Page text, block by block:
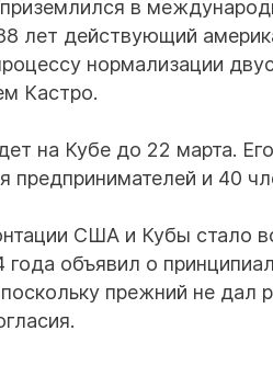
в
лет действующий
нормализации
Кастро.
на Кубе до 22 марта.
и 40
США и Кубы стало
объявил о
прежний не